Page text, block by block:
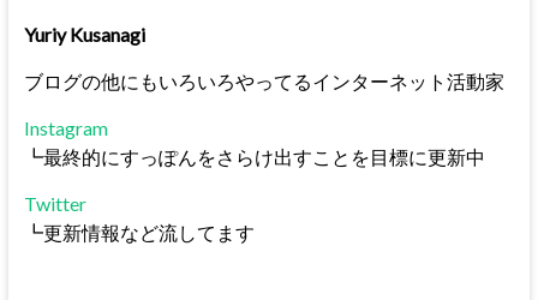
Yuriy Kusanagi
ブログの他にもいろいろやってるインターネット活動家
Instagram
┗最終的にすっぽんをさらけ出すことを目標に更新中
Twitter
┗更新情報など流してます